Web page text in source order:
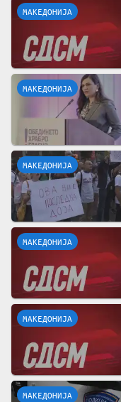
МАКЕДОНИЈА
МАКЕДОНИЈА
МАКЕДОНИЈА
МАКЕДОНИЈА
МАКЕДОНИЈА
МАКЕДОНИЈА